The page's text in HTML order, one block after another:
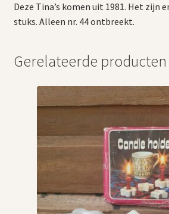
Deze Tina’s komen uit 1981. Het zijn
stuks. Alleen nr. 44 ontbreekt.
Gerelateerde producten